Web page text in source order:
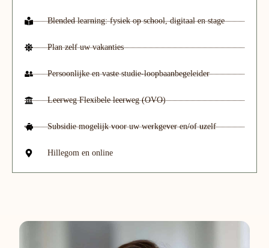
Blended learning: fysiek op school, digitaal en stage
Plan zelf uw vakanties
Persoonlijke en vaste studie-loopbaanbegeleider
Leerweg Flexibele leerweg (OVO)
Subsidie mogelijk voor uw werkgever en/of uzelf
Hillegom en online